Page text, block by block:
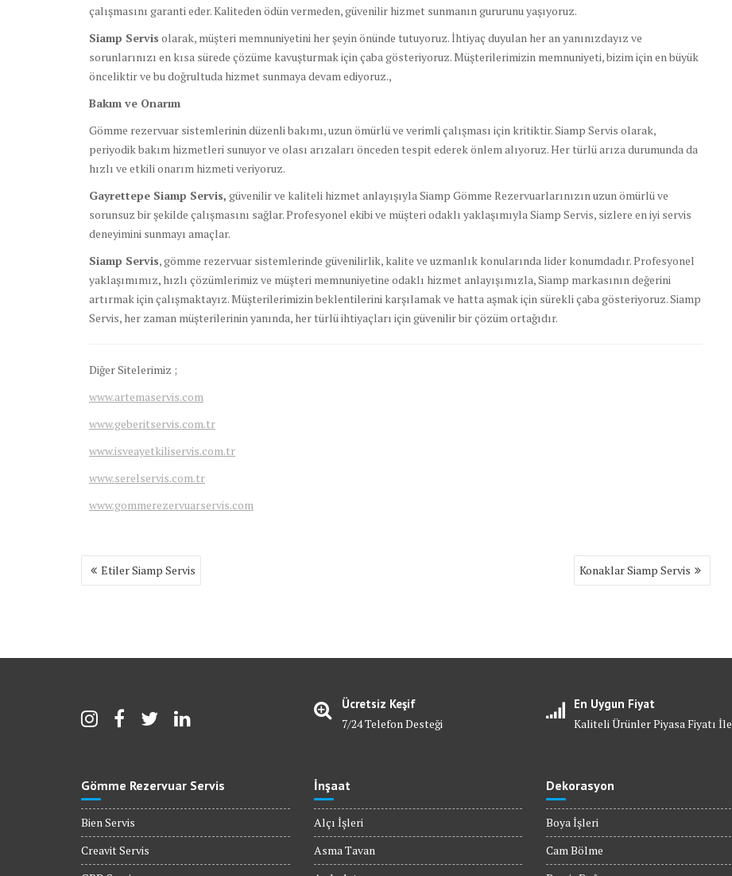
çalışmasını garanti eder. Kaliteden ödün vermeden, güvenilir hizmet sunmanın gururunu yaşıyoruz.
Siamp Servis olarak, müşteri memnuniyetini her şeyin önünde tutuyoruz. İhtiyaç duyulan her an yanınızdayız ve
sorunlarınızı en kısa sürede çözüme kavuşturmak için çaba gösteriyoruz. Müşterilerimizin memnuniyeti, bizim için en büyük
önceliktir ve bu doğrultuda hizmet sunmaya devam ediyoruz.,
Bakım ve Onarım
Gömme rezervuar sistemlerinin düzenli bakımı, uzun ömürlü ve verimli çalışması için kritiktir. Siamp Servis olarak,
periyodik bakım hizmetleri sunuyor ve olası arızaları önceden tespit ederek önlem alıyoruz. Her türlü arıza durumunda da
hızlı ve etkili onarım hizmeti veriyoruz.
Gayrettepe Siamp Servis, güvenilir ve kaliteli hizmet anlayışıyla Siamp Gömme Rezervuarlarınızın uzun ömürlü ve
sorunsuz bir şekilde çalışmasını sağlar. Profesyonel ekibi ve müşteri odaklı yaklaşımıyla Siamp Servis, sizlere en iyi servis
deneyimini sunmayı amaçlar.
Siamp Servis, gömme rezervuar sistemlerinde güvenilirlik, kalite ve uzmanlık konularında lider konumdadır. Profesyonel
yaklaşımımız, hızlı çözümlerimiz ve müşteri memnuniyetine odaklı hizmet anlayışımızla, Siamp markasının değerini
artırmak için çalışmaktayız. Müşterilerimizin beklentilerini karşılamak ve hatta aşmak için sürekli çaba gösteriyoruz. Siamp
Servis, her zaman müşterilerinin yanında, her türlü ihtiyaçları için güvenilir bir çözüm ortağıdır.
Diğer Sitelerimiz ;
www.artemaservis.com
www.geberitservis.com.tr
www.isveayetkiliservis.com.tr
www.serelservis.com.tr
www.gommerezervuarservis.com
Yazı
gezinmesi
Etiler Siamp Servis Konaklar Siamp Servis
Ücretsiz Keşif
7/24 Telefon Desteği
En Uygun Fiyat
Kaliteli Ürünler Piyasa Fiyatı İle
Gömme Rezervuar Servis
Bien Servis
Creavit Servis
İnşaat
Alçı İşleri
Asma Tavan
Dekorasyon
Boya İşleri
Cam Bölme